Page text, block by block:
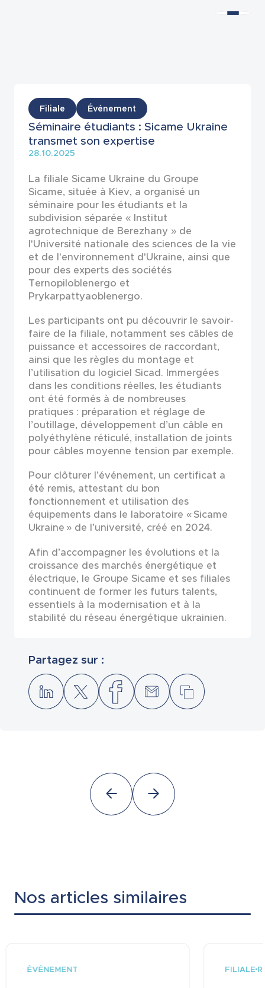
Actualités
Filiale Événement
Séminaire étudiants : Sicame Ukraine
transmet son expertise
28.10.2025
Partagez sur :
La filiale Sicame Ukraine du Groupe
Sicame, située à Kiev, a organisé un
séminaire pour les étudiants et la
subdivision séparée « Institut
agrotechnique de Berezhany » de
l'Université nationale des sciences de la vie
et de l'environnement d'Ukraine, ainsi que
pour des experts des sociétés
Ternopiloblenergo et
Prykarpattyaoblenergo.
Les participants ont pu découvrir le savoir-
faire de la filiale, notamment ses câbles de
puissance et accessoires de raccordant,
ainsi que les règles du montage et
l’utilisation du logiciel Sicad. Immergées
dans les conditions réelles, les étudiants
ont été formés à de nombreuses
pratiques : préparation et réglage de
l’outillage, développement d’un câble en
polyéthylène réticulé, installation de joints
pour câbles moyenne tension par exemple.
Pour clôturer l’événement, un certificat a
été remis, attestant du bon
fonctionnement et utilisation des
équipements dans le laboratoire « Sicame
Ukraine » de l’université, créé en 2024.
Afin d’accompagner les évolutions et la
croissance des marchés énergétique et
électrique, le Groupe Sicame et ses filiales
continuent de former les futurs talents,
essentiels à la modernisation et à la
stabilité du réseau énergétique ukrainien.
Nos articles similaires
ÉVÉNEMENT FILIALE